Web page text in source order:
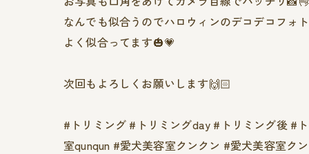
なんでも似合うのでハロウィンのデコデコフォ
よく似合ってます‪🎃💗
次回もよろしくお願いします🙌🏻
#トリミング #トリミングday #トリミング後 #
室qunqun #愛犬美容室クンクン #愛犬美容室ク